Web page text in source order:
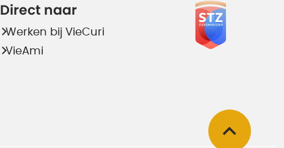
Direct naar
Werken bij VieCuri
VieAmi